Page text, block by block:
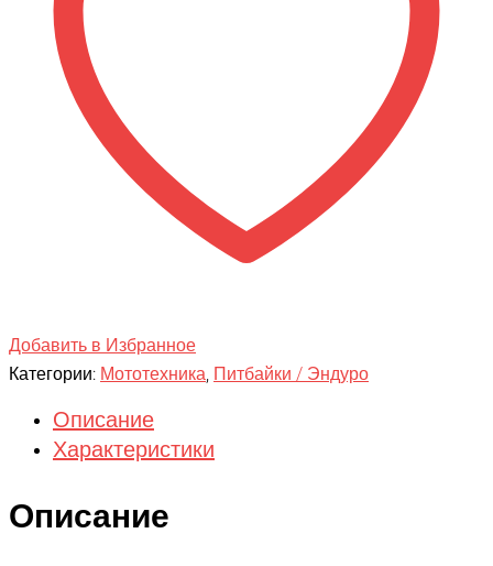
Добавить в Избранное
Категории: Мототехника, Питбайки / Эндуро
Описание
Характеристики
Описание